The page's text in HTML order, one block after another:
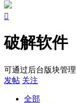

破解软件
可通过后台版块管
发帖 关注
全部